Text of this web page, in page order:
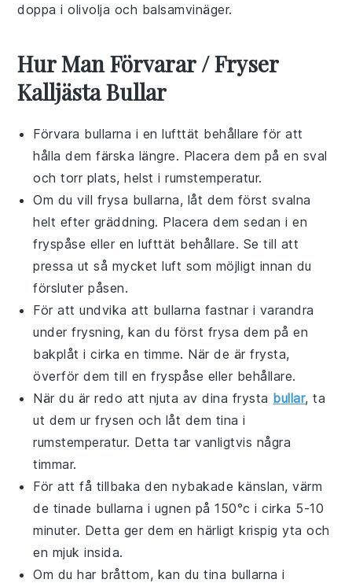
doppa iolivolja och balsamvinäger.
Hur Man Förvarar / Fryser
Kalljästa Bullar
Förvara bullarna i en lufttät behållare för att
hålla dem färska längre. Placera dem på en sval
och torr plats, helst i rumstemperatur.
Om du vill frysa bullarna, låt dem först svalna
helt efter gräddning. Placera dem sedan i en
fryspåse eller en lufttät behållare. Se till att
pressa ut så mycket luft som möjligt innan du
försluter påsen.
För att undvika att bullarna fastnar i varandra
under frysning, kan du först frysa dem på en
bakplåt i cirka en timme. När de är frysta,
överför dem till en fryspåse eller behållare.
När du är redo att njuta av dina frysta bullar, ta
ut dem ur frysen och låt dem tina i
rumstemperatur. Detta tar vanligtvis några
timmar.
För att få tillbaka den nybakade känslan, värm
de tinade bullarna i ugnen på 150°c i cirka 5-10
minuter. Detta ger dem en härligt krispig yta och
en mjuk insida.
Om du har bråttom, kan du tina bullarna i